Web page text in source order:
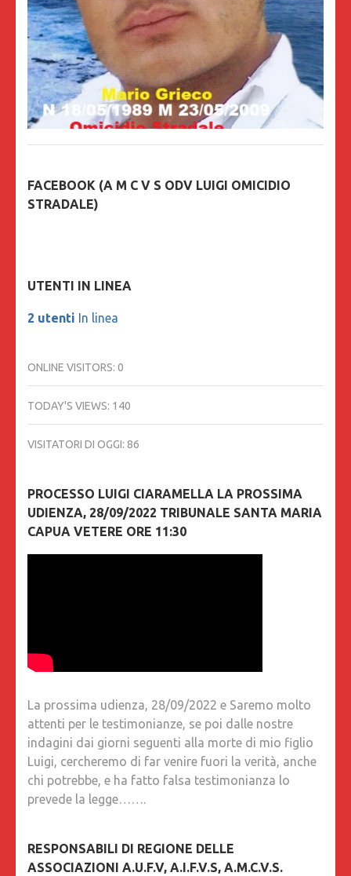
FACEBOOK (A M C V S ODV LUIGI OMICIDIO
STRADALE)
UTENTI IN LINEA
2 utenti In linea
ONLINE VISITORS: 0
TODAY'S VIEWS: 140
VISITATORI DI OGGI: 86
PROCESSO LUIGI CIARAMELLA LA PROSSIMA
UDIENZA, 28/09/2022 TRIBUNALE SANTA MARIA
CAPUA VETERE ORE 11:30
La prossima udienza, 28/09/2022 e Saremo molto
attenti per le testimonianze, se poi dalle nostre
indagini dai giorni seguenti alla morte di mio figlio
Luigi, cercheremo di far venire fuori la verità, anche
chi potrebbe, e ha fatto falsa testimonianza lo
prevede la legge…….
RESPONSABILI DI REGIONE DELLE
ASSOCIAZIONI A.U.F.V, A.I.F.V.S, A.M.C.V.S.